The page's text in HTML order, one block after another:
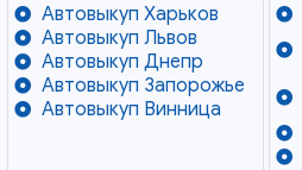
Автовыкуп Харьков
Автовыкуп Львов
Автовыкуп Днепр
Автовыкуп Запорожье
Автовыкуп Винница